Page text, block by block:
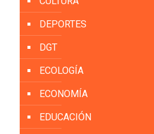
DEPORTES
DGT
ECOLOGÍA
ECONOMÍA
EDUCACIÓN